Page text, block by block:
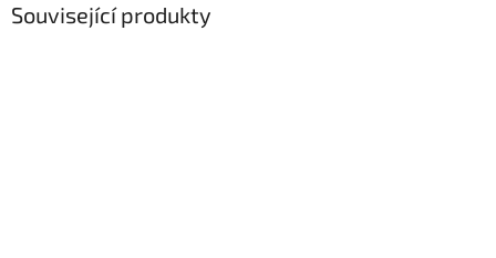
Související produkty